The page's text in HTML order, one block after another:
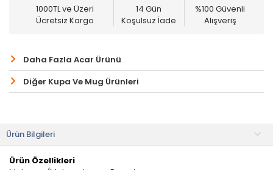
1000TL ve Üzeri
Ücretsiz Kargo
14 Gün
Koşulsuz İade
%100 Güvenli
Alışveriş
Daha Fazla Acar Ürünü
Diğer Kupa Ve Mug Ürünleri
Ürün Bilgileri
Ürün Özellikleri